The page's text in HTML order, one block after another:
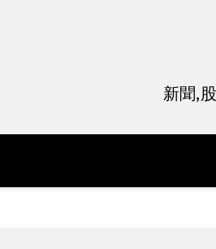
新聞,